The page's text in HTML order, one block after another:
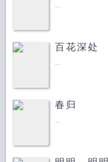
...
百花深处
...
春归
...